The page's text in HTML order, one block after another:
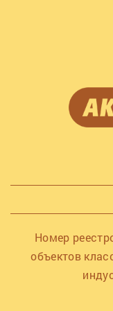
Номер
объектов